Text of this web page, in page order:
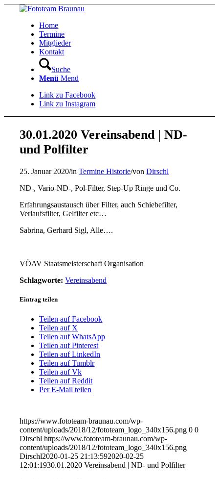
Home
Termine
Mitglieder
Kontakt
Suche
Menü Menü
Link zu Facebook
Link zu Instagram
30.01.2020 Vereinsabend | ND-
und Polfilter
25. Januar 2020/inTermine Historie/vonDirschl
ND-, Vario-ND-, Pol-Filter, Step-Up Ringe und Co.
Erfahrungsaustausch über Filter, auch Schiebefilter,
Verlaufsfilter, Gelfilter etc…
Sabrina, Gerhard Sigl, Alle….
VÖAV Staatsmeisterschaft Organisation
Schlagworte: Vereinsabend
Eintrag teilen
Teilen auf Facebook
Teilen auf X
Teilen auf WhatsApp
Teilen auf Pinterest
Teilen auf LinkedIn
Teilen auf Tumblr
Teilen auf Vk
Teilen auf Reddit
Per E-Mail teilen
https://www.fototeam-braunau.com/wp-
content/uploads/2018/12/fototeam_logo_340x156.png 0 0
Dirschl https://www.fototeam-braunau.com/wp-
content/uploads/2018/12/fototeam_logo_340x156.png
Dirschl2020-01-25 21:13:592020-02-25
12:01:1930.01.2020 Vereinsabend | ND- und Polfilter